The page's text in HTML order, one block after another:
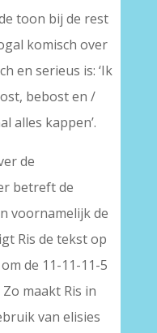
toon bij de rest
komisch over
en serieus is: ‘Ik
bebost en /
alles kappen’.
de
betreft de
voornamelijk de
Ris de tekst op
de 11-11-11-5
maakt Ris in
van elisies